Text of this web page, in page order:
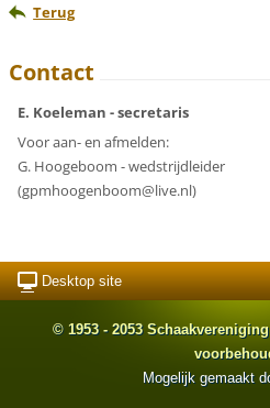
Terug
Contact
E. Koeleman - secretaris
Voor aan- en afmelden:
G. Hoogeboom - wedstrijdleider
(gpmhoogenboom@live.nl)
Desktop site
© 1953 - 2053
Mogelijk gemaakt